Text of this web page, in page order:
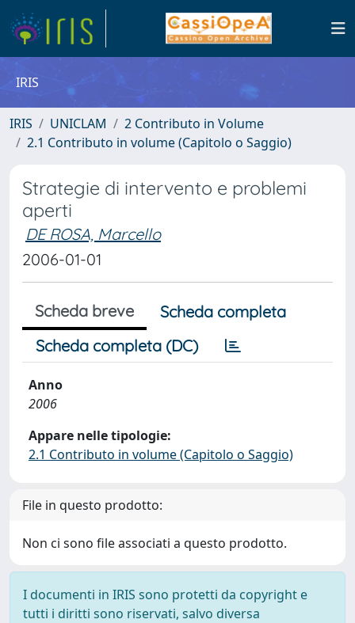
IRIS
IRIS UNICLAM
2 Contributo in Volume
2.1 Contributo in volume (Capitolo o Saggio)
Strategie di intervento e problemi
aperti
DE ROSA, Marcello
2006-01-01
Scheda breve
Scheda completa
Scheda completa (DC)
Anno
2006
Appare nelle tipologie:
2.1 Contributo in volume (Capitolo o Saggio)
File in questo prodotto:
Non ci sono file associati a questo prodotto.
I documenti in IRIS sono protetti da copyright e
tutti i diritti sono riservati, salvo diversa